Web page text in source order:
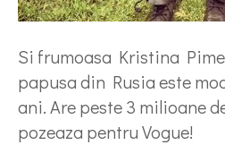
Si frumoasa Kristina
papusa din Rusia este
ani. Are peste 3 milioane
pozeaza pentru Vogue!